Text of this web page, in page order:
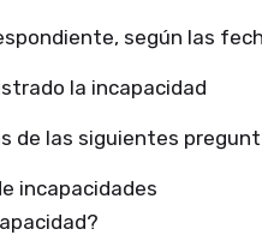
según las
la incapacidad
de las siguientes
incapacidades